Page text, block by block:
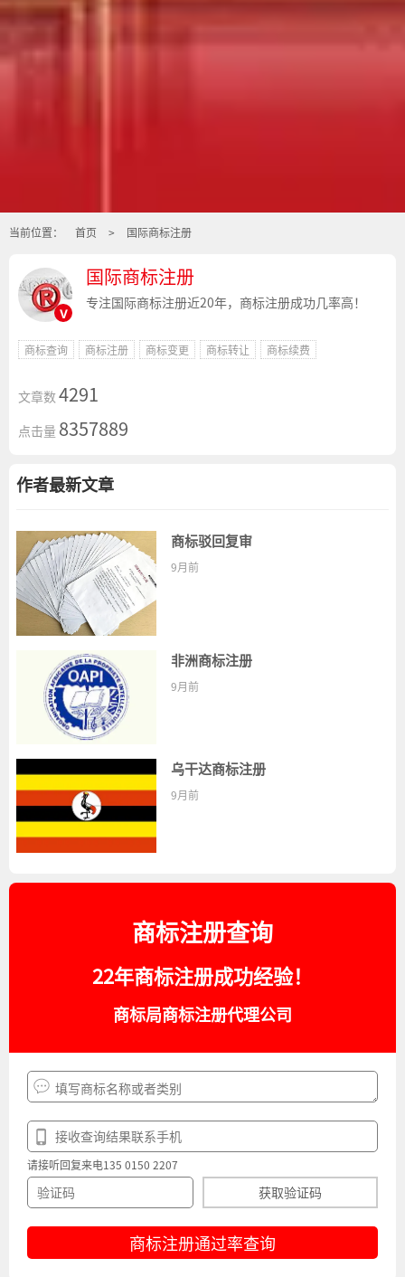
当前位置： 首页 > 国际商标注册
v
国际商标注册
专注国际商标注册近20年，商标注册成功几率高！
商标查询 商标注册 商标变更 商标转让 商标续费
文章数4291
点击量 8357889
作者最新文章
商标驳回复审
9月前
非洲商标注册
9月前
乌干达商标注册
9月前
商标注册查询
22年商标注册成功经验！
商标局商标注册代理公司
请接听回复来电135 0150 2207
获取验证码
商标注册通过率查询